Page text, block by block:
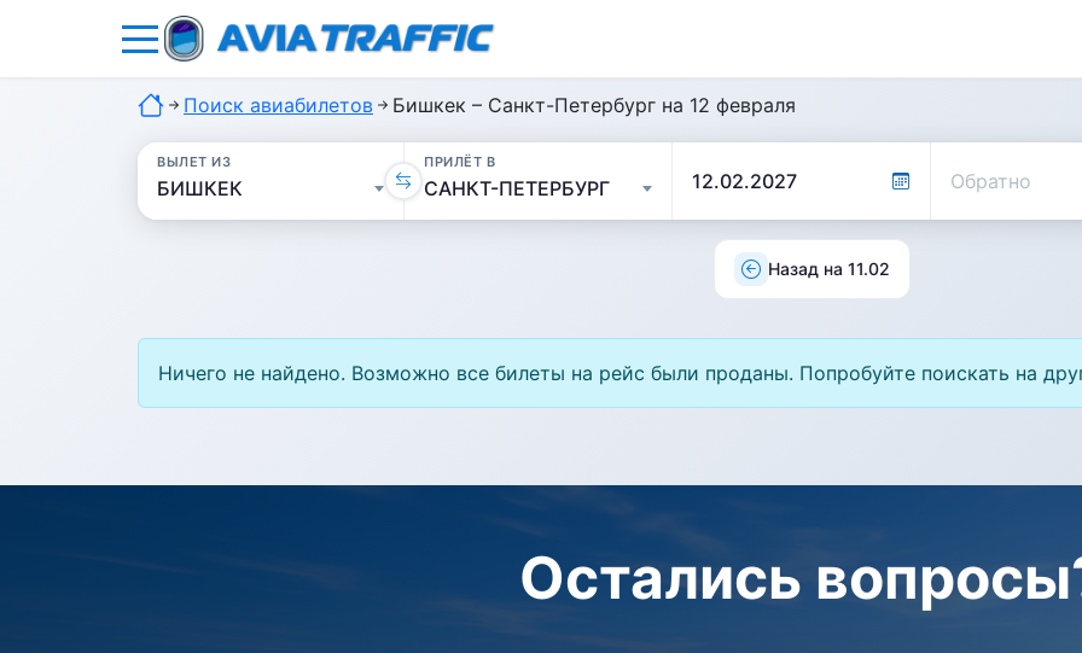
Поиск авиабилетов Бишкек – Санкт-Петербург на 12 февраля
ВЫЛЕТ ИЗ ПРИЛЁТ В
Назад на 11.02
Ничего не найдено. Возможно все билеты на рейс были проданы. Попробуйте поискать на
Остались